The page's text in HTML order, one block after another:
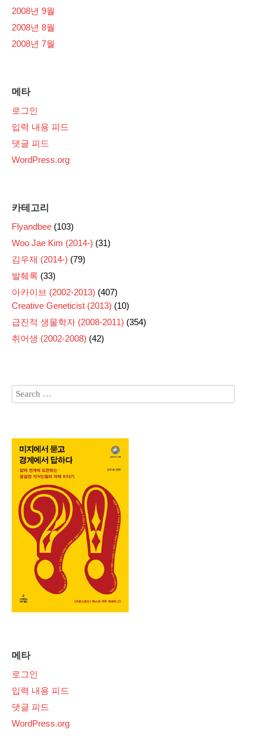
2008년 9월
2008년 8월
2008년 7월
메타
로그인
입력 내용 피드
댓글 피드
WordPress.org
카테고리
Flyandbee (103)
Woo Jae Kim (2014-) (31)
김우재 (2014-) (79)
발췌록 (33)
아카이브 (2002-2013) (407)
Creative Geneticist (2013) (10)
급진적 생물학자 (2008-2011) (354)
취어생 (2002-2008) (42)
메타
로그인
입력 내용 피드
댓글 피드
WordPress.org